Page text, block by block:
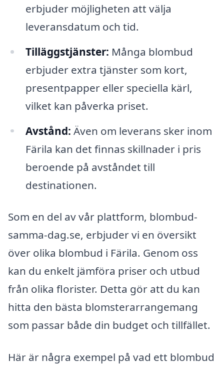
erbjuder möjligheten att välja
leveransdatum och tid.
Tilläggstjänster: Många blombud
erbjuder extra tjänster som kort,
presentpapper eller speciella kärl,
vilket kan påverka priset.
Avstånd: Även om leverans sker inom
Färila kan det finnas skillnader i pris
beroende på avståndet till
destinationen.
Som en del av vår plattform, blombud-
samma-dag.se, erbjuder vi en översikt
över olika blombud i Färila. Genom oss
kan du enkelt jämföra priser och utbud
från olika florister. Detta gör att du kan
hitta den bästa blomsterarrangemang
som passar både din budget och tillfället.
Här är några exempel på vad ett blombud